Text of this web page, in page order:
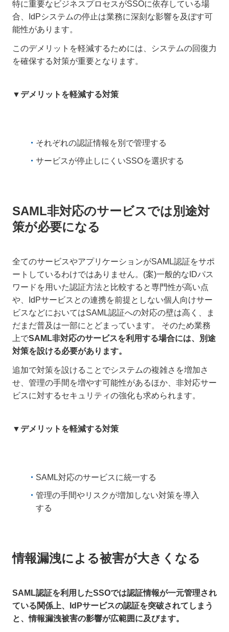
特に重要なビジネスプロセスがSSOに依存している場
合、IdPシステムの停止は業務に深刻な影響を及ぼす可
能性があります。
このデメリットを軽減するためには、システムの回復力
を確保する対策が重要となります。
▼デメリットを軽減する対策
それぞれの認証情報を別で管理する
サービスが停止しにくいSSOを選択する
SAML非対応のサービスでは別途対
策が必要になる
全てのサービスやアプリケーションがSAML認証をサポ
ートしているわけではありません。(案)一般的なIDパス
ワードを用いた認証方法と比較すると専門性が高い点
や、IdPサービスとの連携を前提としない個人向けサー
ビスなどにおいてはSAML認証への対応の壁は高く、ま
だまだ普及は一部にとどまっています。 そのため業務
上でSAML非対応のサービスを利用する場合には、別途
対策を設ける必要があります。
追加で対策を設けることでシステムの複雑さを増加さ
せ、管理の手間を増やす可能性があるほか、非対応サー
ビスに対するセキュリティの強化も求められます。
▼デメリットを軽減する対策
SAML対応のサービスに統一する
管理の手間やリスクが増加しない対策を導入
する
情報漏洩による被害が大きくなる
SAML認証を利用したSSOでは認証情報が一元管理され
ている関係上、IdPサービスの認証を突破されてしまう
と、情報漏洩被害の影響が広範囲に及びます。